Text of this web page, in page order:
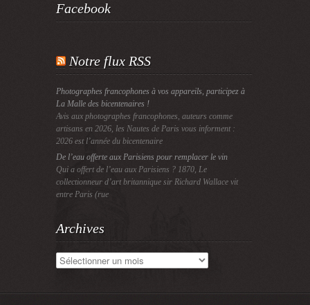
Facebook
Notre flux RSS
Photographes francophones à vos appareils, participez à
La Malle des bicentenaires !
Avis aux photographes francophones, auteurs comme
artisans en 2026, les Nautes de Paris vous informent :
2026 est l’année du bicentenaire
De l’eau offerte aux Parisiens pour remplacer le vin
Qui a offert de l’eau aux Parisiens ? 1870, Le
collectionneur d’art britannique sir Richard Wallace vit
entre Paris (rue
Archives
Archives